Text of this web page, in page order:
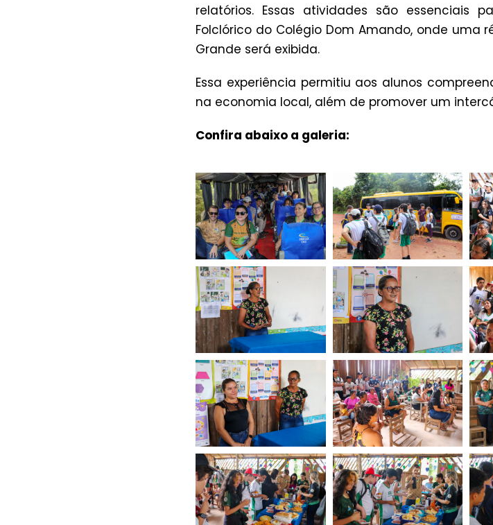
relatórios. Essas atividades são essenciais
Folclórico do Colégio Dom Amando, onde
Grande será exibida.
Essa experiência permitiu aos alunos
na economia local, além de promover um
Confira abaixo a galeria: